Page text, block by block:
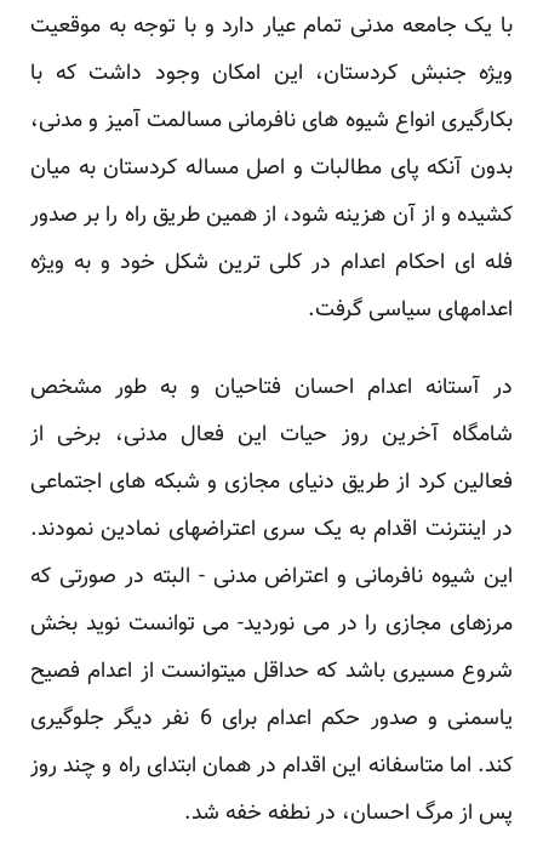
با یک جامعه مدنی تمام عیار دارد و با توجه به موقعیت
ویژه جنبش کردستان، این امکان وجود داشت که با
بکارگیری انواع شیوه های نافرمانی مسالمت آمیز و مدنی،
بدون آنکه پای مطالبات و اصل مساله کردستان به میان
کشیده و از آن هزینه شود، از همین طریق راه را بر صدور
فله ای احکام اعدام در کلی ترین شکل خود و به ویژه
اعدامهای سیاسی گرفت.
در آستانه اعدام احسان فتاحیان و به طور مشخص
شامگاه آخرین روز حیات این فعال مدنی، برخی از
فعالین کرد از طریق دنیای مجازی و شبکه های اجتماعی
در اینترنت اقدام به یک سری اعتراضهای نمادین نمودند.
این شیوه نافرمانی و اعتراض مدنی - البته در صورتی که
مرزهای مجازی را در می نوردید- می توانست نوید بخش
شروع مسیری باشد که حداقل میتوانست از اعدام فصیح
یاسمنی و صدور حکم اعدام برای 6 نفر دیگر جلوگیری
کند. اما متاسفانه این اقدام در همان ابتدای راه و چند روز
پس از مرگ احسان، در نطفه خفه شد.